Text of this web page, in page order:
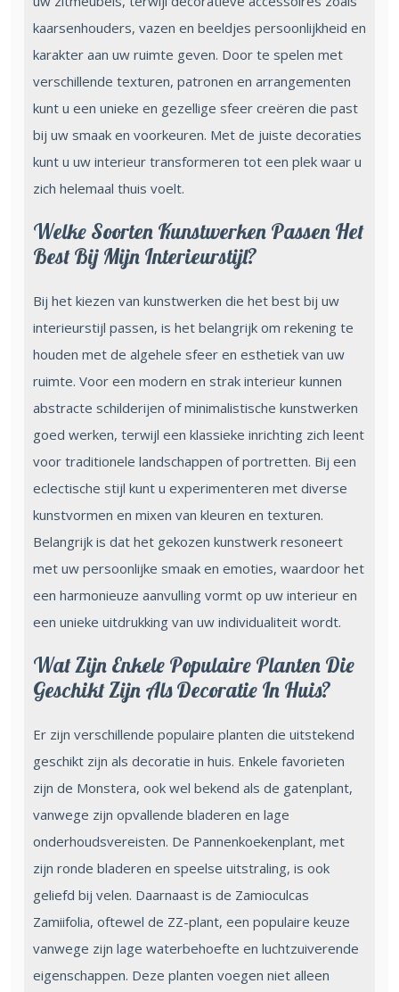
kaarsenhouders, vazen en beeldjes persoonlijkheid en
karakter aan uw ruimte geven. Door te spelen met
verschillende texturen, patronen en arrangementen
kunt u een unieke en gezellige sfeer creëren die past
bij uw smaak en voorkeuren. Met de juiste decoraties
kunt u uw interieur transformeren tot een plek waar u
zich helemaal thuis voelt.
Welke Soorten Kunstwerken Passen Het
Best Bij Mijn Interieurstijl?
Bij het kiezen van kunstwerken die het best bij uw
interieurstijl passen, is het belangrijk om rekening te
houden met de algehele sfeer en esthetiek van uw
ruimte. Voor een modern en strak interieur kunnen
abstracte schilderijen of minimalistische kunstwerken
goed werken, terwijl een klassieke inrichting zich leent
voor traditionele landschappen of portretten. Bij een
eclectische stijl kunt u experimenteren met diverse
kunstvormen en mixen van kleuren en texturen.
Belangrijk is dat het gekozen kunstwerk resoneert
met uw persoonlijke smaak en emoties, waardoor het
een harmonieuze aanvulling vormt op uw interieur en
een unieke uitdrukking van uw individualiteit wordt.
Wat Zijn Enkele Populaire Planten Die
Geschikt Zijn Als Decoratie In Huis?
Er zijn verschillende populaire planten die uitstekend
geschikt zijn als decoratie in huis. Enkele favorieten
zijn de Monstera, ook wel bekend als de gatenplant,
vanwege zijn opvallende bladeren en lage
onderhoudsvereisten. De Pannenkoekenplant, met
zijn ronde bladeren en speelse uitstraling, is ook
geliefd bij velen. Daarnaast is de Zamioculcas
Zamiifolia, oftewel de ZZ-plant, een populaire keuze
vanwege zijn lage waterbehoefte en luchtzuiverende
eigenschappen. Deze planten voegen niet alleen